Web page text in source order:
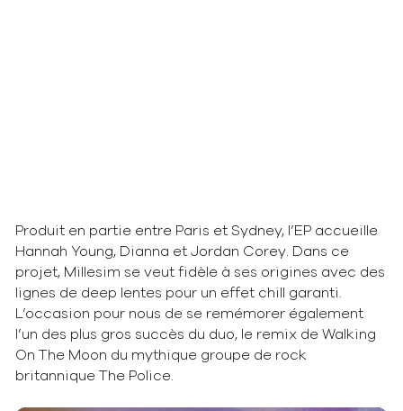
Produit en partie entre Paris et Sydney, l’EP accueille
Hannah Young, Dianna et Jordan Corey. Dans ce
projet, Millesim se veut fidèle à ses origines avec des
lignes de deep lentes pour un effet chill garanti.
L’occasion pour nous de se remémorer également
l’un des plus gros succès du duo, le remix de Walking
On The Moon du mythique groupe de rock
britannique The Police.